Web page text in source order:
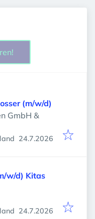
(m/w/d)
GmbH &
Veröffentlicht :
24.7.2026
w/d) Kitas
Veröffentlicht :
24.7.2026